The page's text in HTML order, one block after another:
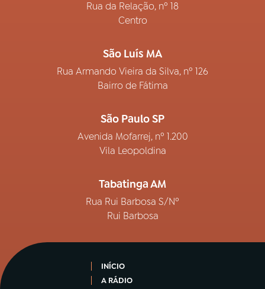
Rua da Relação, nº 18
Centro
São Luís MA
Rua Armando Vieira da Silva, nº 126
Bairro de Fátima
São Paulo SP
Avenida Mofarrej, nº 1.200
Vila Leopoldina
Tabatinga AM
Rua Rui Barbosa S/Nº
Rui Barbosa
INÍCIO
A RÁDIO